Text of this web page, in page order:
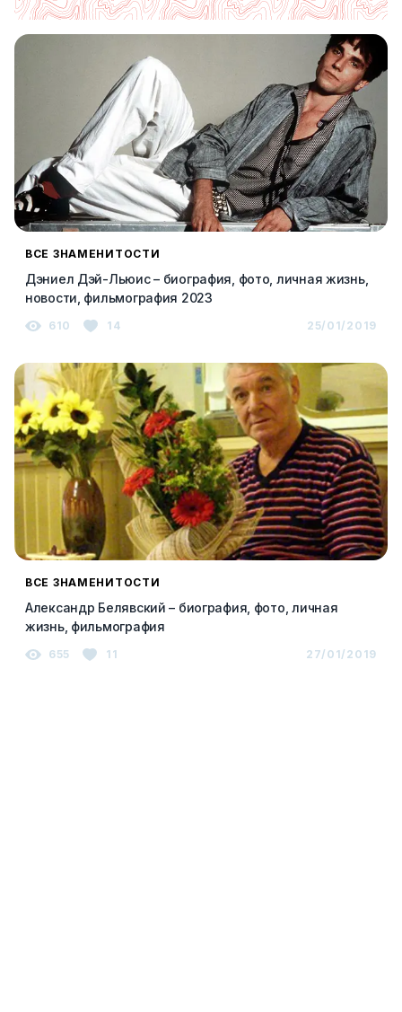
ВСЕ ЗНАМЕНИТОСТИ
Дэниел Дэй-Льюис – биография, фото, личная жизнь,
новости, фильмография 2023
610 14 25/01/2019
ВСЕ ЗНАМЕНИТОСТИ
Александр Белявский – биография, фото, личная
жизнь, фильмография
655 11 27/01/2019